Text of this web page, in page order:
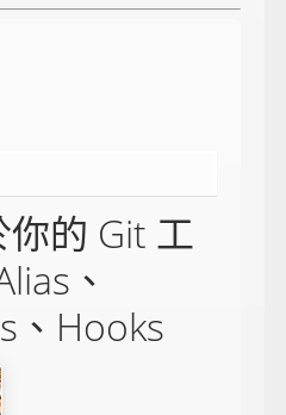
的 Git 工
、
、Hooks